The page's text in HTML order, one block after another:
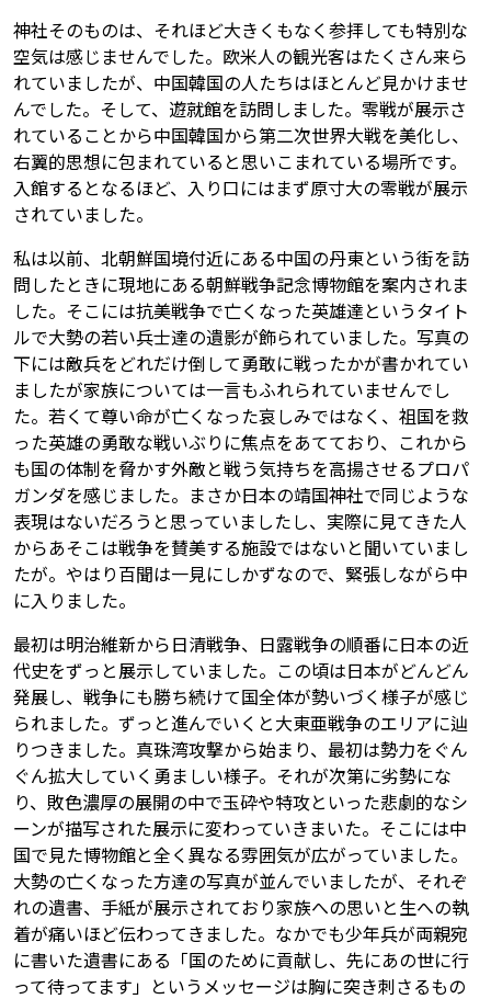
神社そのものは、それほど大きくもなく参拝しても特別な
空気は感じませんでした。欧米人の観光客はたくさん来ら
れていましたが、中国韓国の人たちはほとんど見かけませ
んでした。そして、遊就館を訪問しました。零戦が展示さ
れていることから中国韓国から第二次世界大戦を美化し、
右翼的思想に包まれていると思いこまれている場所です。
入館するとなるほど、入り口にはまず原寸大の零戦が展示
されていました。
私は以前、北朝鮮国境付近にある中国の丹東という街を訪
問したときに現地にある朝鮮戦争記念博物館を案内されま
した。そこには抗美戦争で亡くなった英雄達というタイト
ルで大勢の若い兵士達の遺影が飾られていました。写真の
下には敵兵をどれだけ倒して勇敢に戦ったかが書かれてい
ましたが家族については一言もふれられていませんでし
た。若くて尊い命が亡くなった哀しみではなく、祖国を救
った英雄の勇敢な戦いぶりに焦点をあてており、これから
も国の体制を脅かす外敵と戦う気持ちを高揚させるプロパ
ガンダを感じました。まさか日本の靖国神社で同じような
表現はないだろうと思っていましたし、実際に見てきた人
からあそこは戦争を賛美する施設ではないと聞いていまし
たが。やはり百聞は一見にしかずなので、緊張しながら中
に入りました。
最初は明治維新から日清戦争、日露戦争の順番に日本の近
代史をずっと展示していました。この頃は日本がどんどん
発展し、戦争にも勝ち続けて国全体が勢いづく様子が感じ
られました。ずっと進んでいくと大東亜戦争のエリアに辿
りつきました。真珠湾攻撃から始まり、最初は勢力をぐん
ぐん拡大していく勇ましい様子。それが次第に劣勢にな
り、敗色濃厚の展開の中で玉砕や特攻といった悲劇的なシ
ーンが描写された展示に変わっていきまいた。そこには中
国で見た博物館と全く異なる雰囲気が広がっていました。
大勢の亡くなった方達の写真が並んでいましたが、それぞ
れの遺書、手紙が展示されており家族への思いと生への執
着が痛いほど伝わってきました。なかでも少年兵が両親宛
に書いた遺書にある「国のために貢献し、先にあの世に行
って待ってます」というメッセージは胸に突き刺さるもの